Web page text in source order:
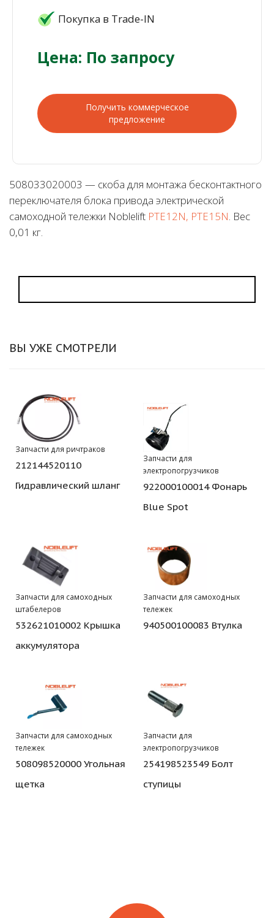
Покупка в Trade-IN
Цена: По запросу
Получить коммерческое
предложение
508033020003 — скоба для монтажа бесконтактного
переключателя блока привода электрической
самоходной тележки Noblelift PTE12N, PTE15N. Вес
0,01 кг.
ВЫ УЖЕ СМОТРЕЛИ
Запчасти для ричтраков
212144520110
Гидравлический шланг
Запчасти для
электропогрузчиков
922000100014 Фонарь
Blue Spot
Запчасти для самоходных
штабелеров
532621010002 Крышка
аккумулятора
Запчасти для самоходных
тележек
940500100083 Втулка
Запчасти для самоходных
тележек
508098520000 Угольная
щетка
Запчасти для
электропогрузчиков
254198523549 Болт
ступицы